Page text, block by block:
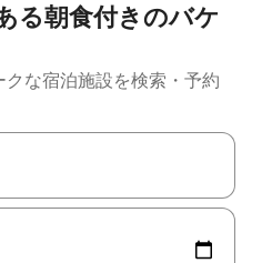
る朝食付きのバケ
な宿泊施設を検索・予約
下の矢印キーを使って移動するか